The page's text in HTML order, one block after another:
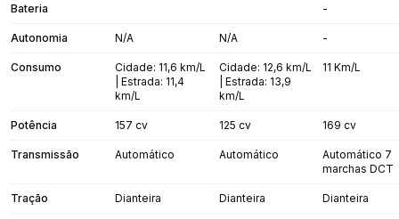
Bateria -
Autonomia N/A N/A -
Consumo
Cidade: 11,6 km/L
| Estrada: 11,4
km/L
Cidade: 12,6 km/L
| Estrada: 13,9
km/L
11 Km/L
Potência 157 cv 125 cv 169 cv
Transmissão Automático Automático
Automático 7
marchas DCT
Tração Dianteira Dianteira Dianteira